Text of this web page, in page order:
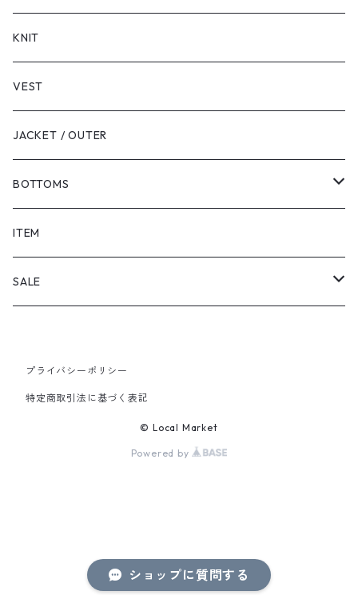
ショップに質問する
LONG SLEEVE
KNIT
VEST
JACKET / OUTER
BOTTOMS
SHORTS
PANTS
ITEM
SALE
PANTS
プライバシーポリシー
特定商取引法に基づく表記
© Local Market
Powered by